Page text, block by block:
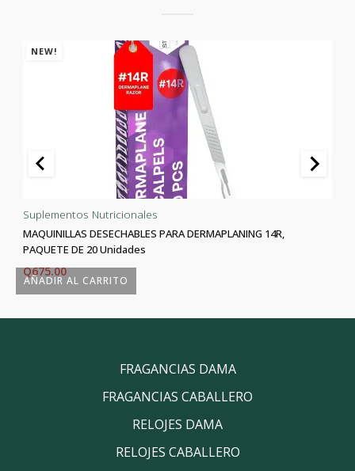
NEW!
AÑADIR AL CARRITO
Suplementos Nutricionales
MAQUINILLAS DESECHABLES PARA DERMAPLANING 14R,
PAQUETE DE 20 Unidades
Q675.00
FRAGANCIAS DAMA
FRAGANCIAS CABALLERO
RELOJES DAMA
RELOJES CABALLERO